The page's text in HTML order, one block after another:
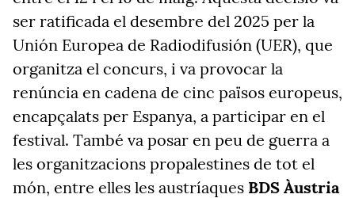
ser ratificada el desembre del 2025 per la
Unión Europea de Radiodifusión (UER), que
organitza el concurs, i va provocar la
renúncia en cadena de cinc països europeus,
encapçalats per Espanya, a participar en el
festival. També va posar en peu de guerra a
les organitzacions propalestines de tot el
món, entre elles les austríaques BDS Àustria